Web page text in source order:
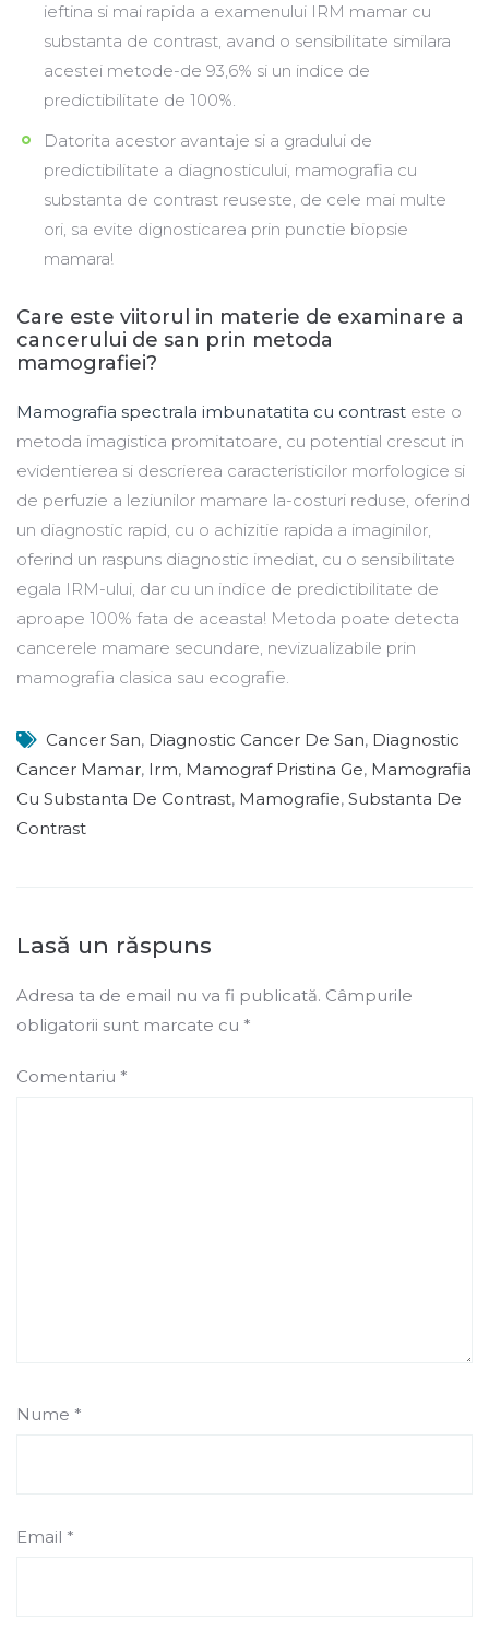
ieftina si mai rapida a examenului IRM mamar cu
substanta de contrast, avand o sensibilitate similara
acestei metode-de 93,6% si un indice de
predictibilitate de 100%.
Datorita acestor avantaje si a gradului de
predictibilitate a diagnosticului, mamografia cu
substanta de contrast reuseste, de cele mai multe
ori, sa evite dignosticarea prin punctie biopsie
mamara!
Care este viitorul in materie de examinare a
cancerului de san prin metoda
mamografiei?
Mamografia spectrala imbunatatita cu contrast este o
metoda imagistica promitatoare, cu potential crescut in
evidentierea si descrierea caracteristicilor morfologice si
de perfuzie a leziunilor mamare la-costuri reduse, oferind
un diagnostic rapid, cu o achizitie rapida a imaginilor,
oferind un raspuns diagnostic imediat, cu o sensibilitate
egala IRM-ului, dar cu un indice de predictibilitate de
aproape 100% fata de aceasta! Metoda poate detecta
cancerele mamare secundare, nevizualizabile prin
mamografia clasica sau ecografie.
Cancer San, Diagnostic Cancer De San, Diagnostic
Cancer Mamar, Irm, Mamograf Pristina Ge, Mamografia
Cu Substanta De Contrast, Mamografie, Substanta De
Contrast
Lasă un răspuns
Adresa ta de email nu va fi publicată. Câmpurile
obligatorii sunt marcate cu *
Comentariu *
Nume *
Email *